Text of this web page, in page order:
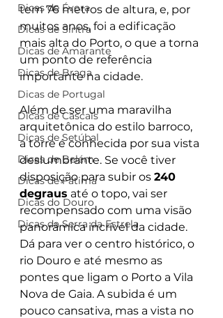
Dicas de Évora
Dicas de Sintra
Dicas de Amarante
Dicas de Braga
Dicas de Portugal
Dicas de Cascais
Dicas de Setúbal
Dicas de Belém
Dicas de Fátima
Dicas do Douro
Dicas da Serra da Estrela
tem 76 metros de altura, e, por
muitos anos, foi a edificação
mais alta do Porto, o que a torna
um ponto de referência
importante na cidade.
Além de ser uma maravilha
arquitetônica do estilo barroco,
a torre é conhecida por sua vista
deslumbrante. Se você tiver
disposição para subir os 240
degraus até o topo, vai ser
recompensado com uma visão
panorâmica incrível da cidade.
Dá para ver o centro histórico, o
rio Douro e até mesmo as
pontes que ligam o Porto a Vila
Nova de Gaia. A subida é um
pouco cansativa, mas a vista no